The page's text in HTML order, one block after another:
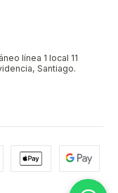
línea 1 local 11
Santiago.